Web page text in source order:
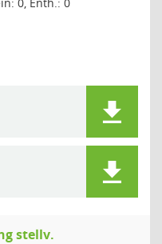
stellv.